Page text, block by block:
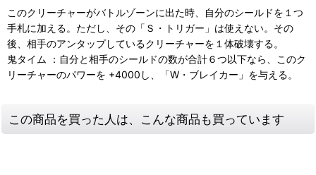
このクリーチャーがバトルゾーンに出た時、自分のシールドを１つ
手札に加える。ただし、その「Ｓ・トリガー」は使えない。その
後、相手のアンタップしているクリーチャーを１体破壊する。
鬼タイム ：自分と相手のシールドの数が合計６つ以下なら、このク
リーチャーのパワーを +4000し、「W・ブレイカー」を与える。
この商品を買った人は、こんな商品も買っています